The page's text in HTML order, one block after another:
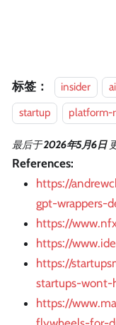
标签： insider
startup
platform-
最后于2026年5月6日
References:
https://
gpt-wrappers-
https://
https://
https://
startups-
https://